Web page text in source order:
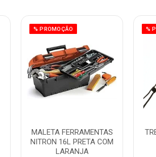
% PROMOÇÃO
MALETA FERRAMENTAS
NITRON 16L PRETA COM
LARANJA
%